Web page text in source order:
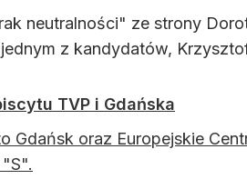
neutralności" ze strony
z kandydatów,
TVP i Gdańska
Gdańsk oraz Europejskie